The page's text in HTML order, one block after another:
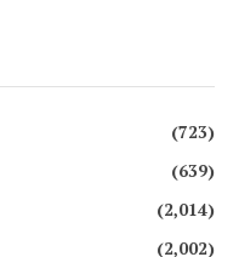
(723)
(639)
(2,014)
(2,002)